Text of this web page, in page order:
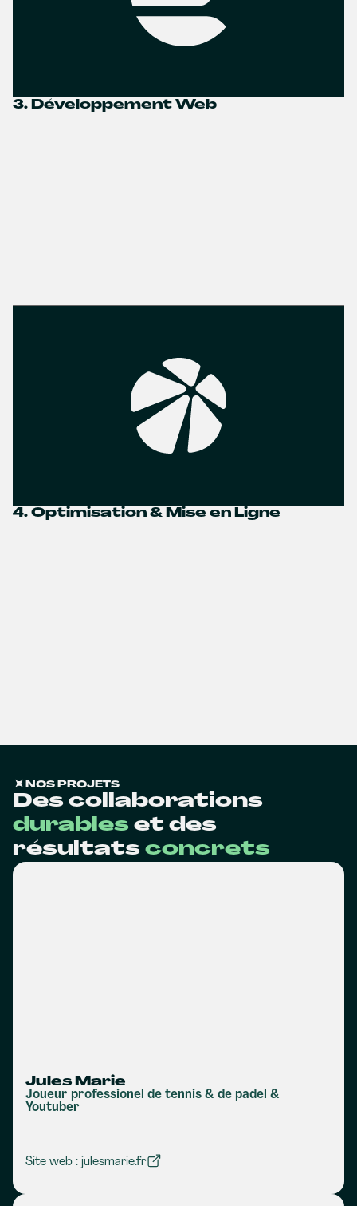
3. Développement Web
4. Optimisation & Mise en Ligne
NOS PROJETS
Des collaborations
durables et des
résultats concrets
Jules Marie
Joueur professionel de tennis & de padel &
Youtuber
Site web : julesmarie.fr